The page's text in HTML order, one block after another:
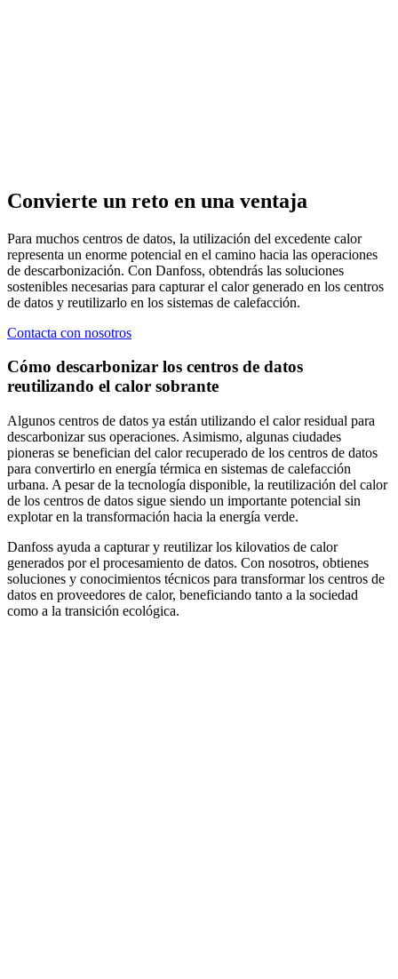
Convierte un reto en una ventaja
Para muchos centros de datos, la utilización del excedente calor
representa un enorme potencial en el camino hacia las operaciones
de descarbonización. Con Danfoss, obtendrás las soluciones
sostenibles necesarias para capturar el calor generado en los centros
de datos y reutilizarlo en los sistemas de calefacción.
Contacta con nosotros
Cómo descarbonizar los centros de datos
reutilizando el calor sobrante
Algunos centros de datos ya están utilizando el calor residual para
descarbonizar sus operaciones. Asimismo, algunas ciudades
pioneras se benefician del calor recuperado de los centros de datos
para convertirlo en energía térmica en sistemas de calefacción
urbana. A pesar de la tecnología disponible, la reutilización del calor
de los centros de datos sigue siendo un importante potencial sin
explotar en la transformación hacia la energía verde.
Danfoss ayuda a capturar y reutilizar los kilovatios de calor
generados por el procesamiento de datos. Con nosotros, obtienes
soluciones y conocimientos técnicos para transformar los centros de
datos en proveedores de calor, beneficiando tanto a la sociedad
como a la transición ecológica.